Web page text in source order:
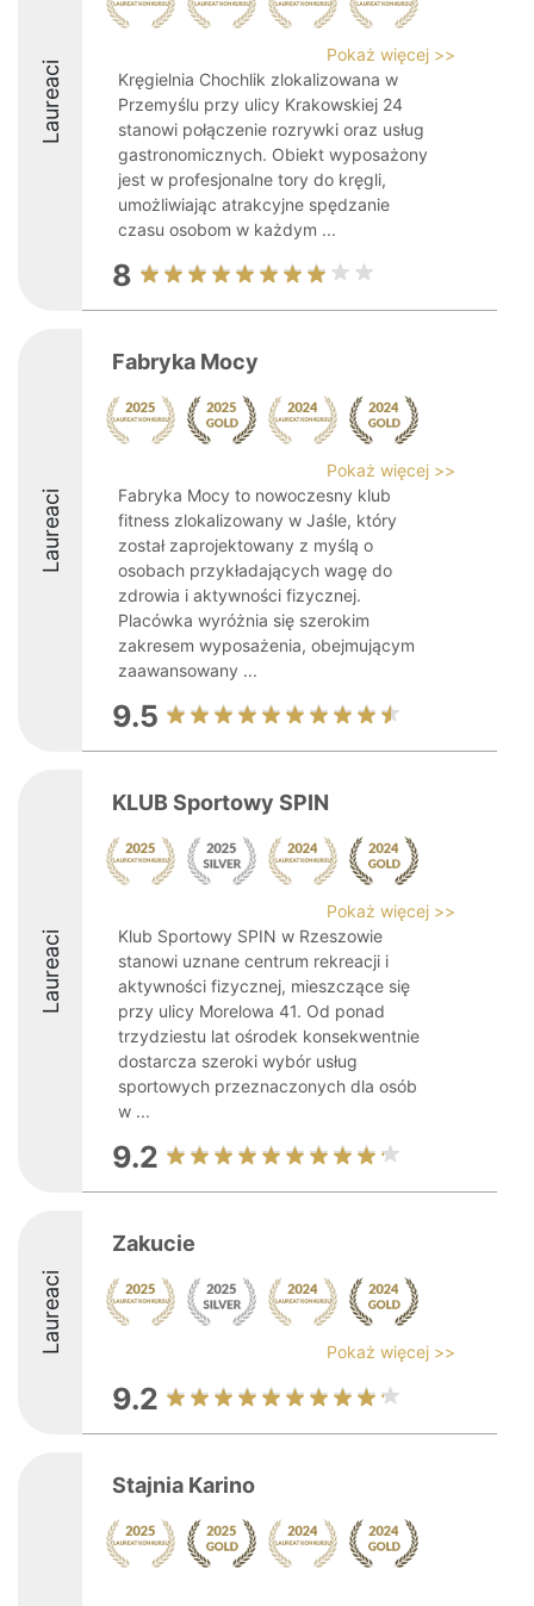
Laureaci
Pokaż więcej >>
Kręgielnia Chochlik zlokalizowana w
Przemyślu przy ulicy Krakowskiej 24
stanowi połączenie rozrywki oraz usług
gastronomicznych. Obiekt wyposażony
jest w profesjonalne tory do kręgli,
umożliwiając atrakcyjne spędzanie
czasu osobom w każdym ...
8
Laureaci
Fabryka Mocy
Pokaż więcej >>
Fabryka Mocy to nowoczesny klub
fitness zlokalizowany w Jaśle, który
został zaprojektowany z myślą o
osobach przykładających wagę do
zdrowia i aktywności fizycznej.
Placówka wyróżnia się szerokim
zakresem wyposażenia, obejmującym
zaawansowany ...
9.5
Laureaci
KLUB Sportowy SPIN
Pokaż więcej >>
Klub Sportowy SPIN w Rzeszowie
stanowi uznane centrum rekreacji i
aktywności fizycznej, mieszczące się
przy ulicy Morelowa 41. Od ponad
trzydziestu lat ośrodek konsekwentnie
dostarcza szeroki wybór usług
sportowych przeznaczonych dla osób
w ...
9.2
Laureaci
Zakucie
Pokaż więcej >>
9.2
Stajnia Karino